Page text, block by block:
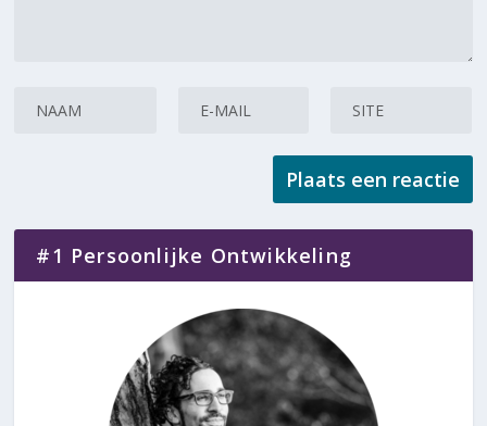
#1 Persoonlijke Ontwikkeling